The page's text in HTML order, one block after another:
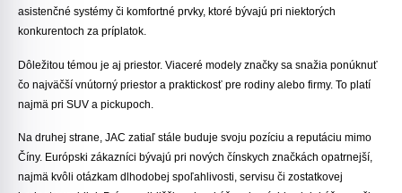
asistenčné systémy či komfortné prvky, ktoré bývajú pri niektorých
konkurentoch za príplatok.
Dôležitou témou je aj priestor. Viaceré modely značky sa snažia ponúknuť
čo najväčší vnútorný priestor a praktickosť pre rodiny alebo firmy. To platí
najmä pri SUV a pickupoch.
Na druhej strane, JAC zatiaľ stále buduje svoju pozíciu a reputáciu mimo
Číny. Európski zákazníci bývajú pri nových čínskych značkách opatrnejší,
najmä kvôli otázkam dlhodobej spoľahlivosti, servisu či zostatkovej